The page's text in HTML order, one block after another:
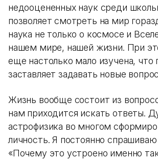
недооцененных наук среди
позволяет смотреть на мир
наука не только о космосе и
нашем мире, нашей жизни. При
еще настолько мало изучена, что
заставляет задавать новые
Жизнь вообще состоит из
нам приходится искать ответы.
астрофизика во многом
личность. Я постоянно спрашиваю
«Почему это устроено именно